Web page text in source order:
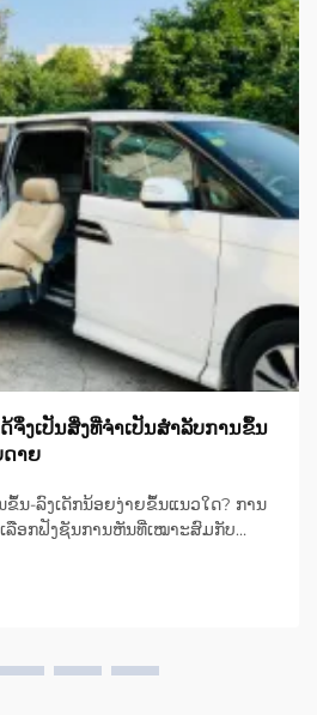
ຈຶ່ງເປັນສິ່ງທີ່ຈຳເປັນສຳລັບການຂຶ້ນ
ດາຍ
ຂຶ້ນ-ລົງເດັກນ້ອຍງ່າຍຂຶ້ນແນວໃດ? ການ
ລືອກຟັງຊັນການຫັນທີ່ເໝາະສົມກັບ
ຮັດໃຫ້ການໃຊ້ງານ ແລະ ຄວາມປອດ